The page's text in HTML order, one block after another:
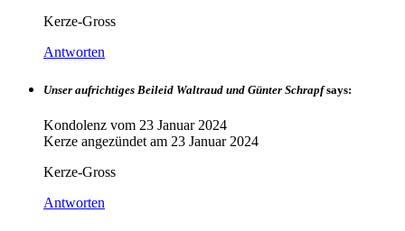
Kerze-Gross
Antworten
Unser aufrichtiges Beileid Waltraud und Günter Schrapf says:
Kondolenz vom 23 Januar 2024
Kerze angezündet am 23 Januar 2024
Kerze-Gross
Antworten